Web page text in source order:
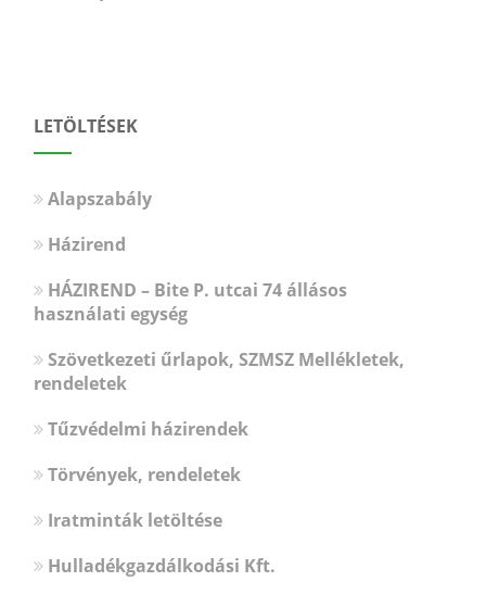
LETÖLTÉSEK
Alapszabály
Házirend
HÁZIREND – Bite P. utcai 74 állásos
használati egység
Szövetkezeti űrlapok, SZMSZ Mellékletek,
rendeletek
Tűzvédelmi házirendek
Törvények, rendeletek
Iratminták letöltése
Hulladékgazdálkodási Kft.